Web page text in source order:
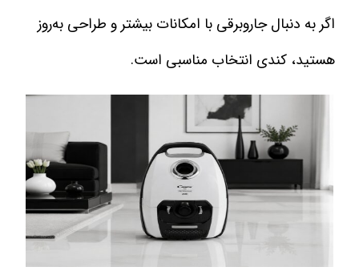
اگر به دنبال جاروبرقی با امکانات بیشتر و طراحی به‌روز
هستید، کندی انتخاب مناسبی است.